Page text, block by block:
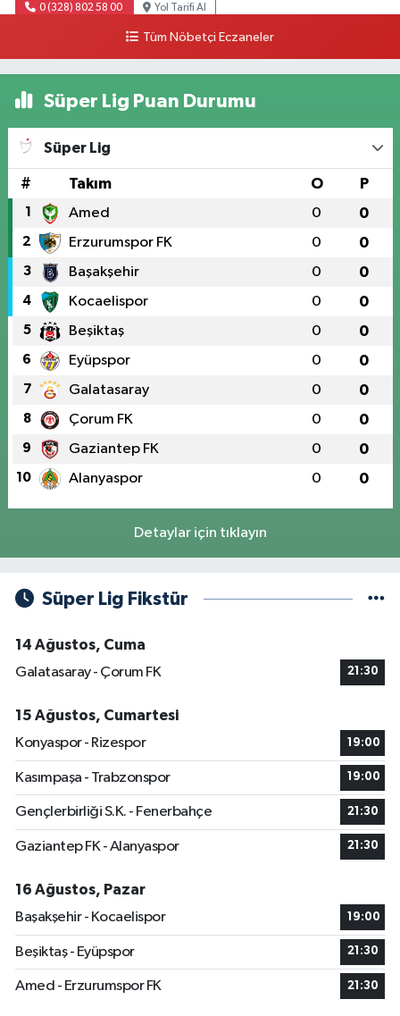
0 (328) 802 58 00 Yol Tarifi Al
Tüm Nöbetçi Eczaneler
Süper Lig Puan Durumu
Süper Lig
# Takım O P
1 Amed 0 0
2 Erzurumspor FK 0 0
3 Başakşehir 0 0
4 Kocaelispor 0 0
5 Beşiktaş 0 0
6 Eyüpspor 0 0
7 Galatasaray 0 0
8 Çorum FK 0 0
9 Gaziantep FK 0 0
10 Alanyaspor 0 0
Detaylar için tıklayın
Süper Lig Fikstür
14 Ağustos, Cuma
Galatasaray - Çorum FK
21:30
15 Ağustos, Cumartesi
Konyaspor - Rizespor
19:00
Kasımpaşa - Trabzonspor 19:00
Gençlerbirliği S.K. - Fenerbahçe 21:30
Gaziantep FK - Alanyaspor 21:30
16 Ağustos, Pazar
Başakşehir - Kocaelispor
19:00
Beşiktaş - Eyüpspor 21:30
Amed - Erzurumspor FK 21:30